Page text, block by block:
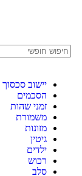
יישוב סכסוך
הסכמים
זמני שהות
משמורת
מזונות
גיטין
ילדים
רכוש
סלב